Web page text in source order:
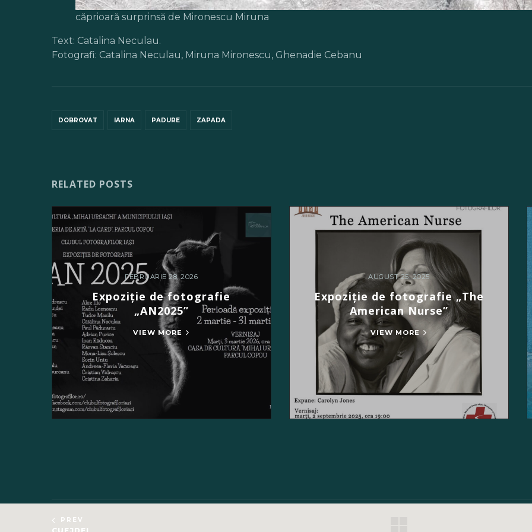
căprioară surprinsă de Mironescu Miruna
Text: Catalina Neculau.
Fotografi: Catalina Neculau, Miruna Mironescu, Ghenadie Cebanu
DOBROVAT IARNA PADURE ZAPADA
RELATED POSTS
FEBRUARIE 28, 2026
Expoziție de fotografie
„AN2025”
VIEW MORE
AUGUST 25, 2025
Expoziție de fotografie „The
American Nurse”
VIEW MORE
PREV